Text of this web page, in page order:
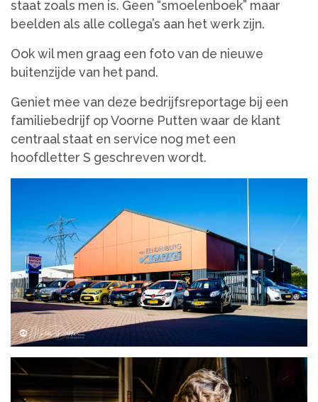
staat zoals men is. Geen “smoelenboek” maar
beelden als alle collega’s aan het werk zijn.
Ook wil men graag een foto van de nieuwe
buitenzijde van het pand.
Geniet mee van deze bedrijfsreportage bij een
familiebedrijf op Voorne Putten waar de klant
centraal staat en service nog met een
hoofdletter S geschreven wordt.